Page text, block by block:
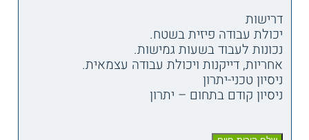
דרישות
יכולת עבודה פיזית בשטח.
נכונות לעבוד בשעות גמישות.
אחריות, דייקנות ויכולת עבודה עצמאית.
ניסיון טכני-יתרון
ניסיון קודם בתחום – יתרון